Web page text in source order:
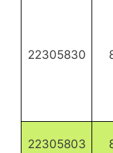
22305830
22305803